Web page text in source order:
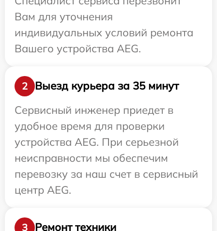
Вам для уточнения
индивидуальных условий ремонта
Вашего устройства AEG.
2
Выезд курьера за 35 минут
Сервисный инженер приедет в
удобное время для проверки
устройства AEG. При серьезной
неисправности мы обеспечим
перевозку за наш счет в сервисный
центр AEG.
3 Ремонт техники